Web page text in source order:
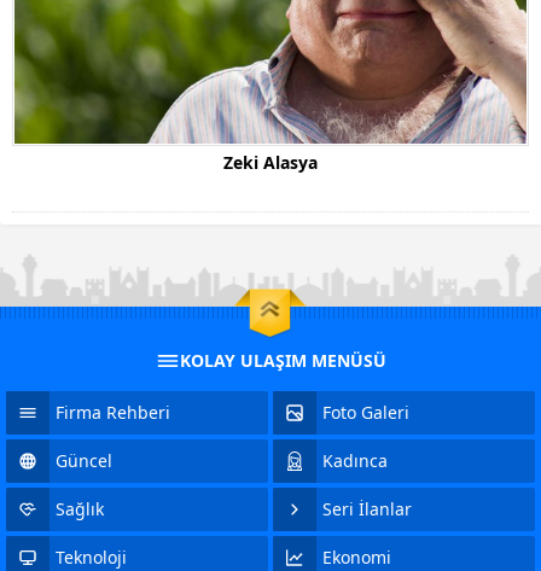
Zeki Alasya
KOLAY ULAŞIM MENÜSÜ
Firma Rehberi Foto Galeri
Güncel Kadınca
Sağlık Seri İlanlar
Teknoloji Ekonomi